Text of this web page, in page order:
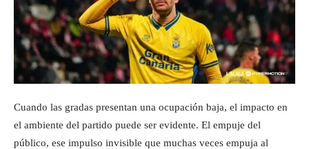
Cuando las gradas presentan una ocupación baja, el impacto en
el ambiente del partido puede ser evidente. El empuje del
público, ese impulso invisible que muchas veces empuja al